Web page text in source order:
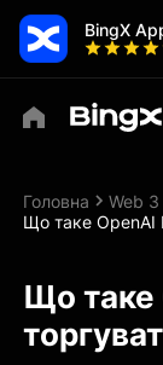
BingX
Головна
Web 3
Що таке OpenAI
Що таке